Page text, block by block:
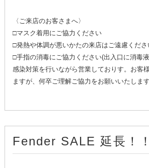
〈ご来店のお客さまへ〉
□マスク着用にご協力ください
□発熱や体調が悪いかたの来店はご遠慮くださ
□手指の消毒にご協力ください(出入口に消毒
感染対策を行いながら営業しておりす。お客
ますが、何卒ご理解ご協力をお願いいたします
Fender SALE 延長！！